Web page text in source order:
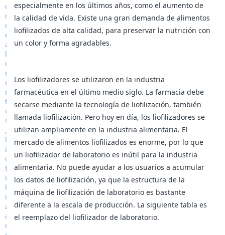
especialmente en los últimos años, como el aumento de
la calidad de vida. Existe una gran demanda de alimentos
liofilizados de alta calidad, para preservar la nutrición con
un color y forma agradables.
Los liofilizadores se utilizaron en la industria
farmacéutica en el último medio siglo. La farmacia debe
secarse mediante la tecnología de liofilización, también
llamada liofilización. Pero hoy en día, los liofilizadores se
utilizan ampliamente en la industria alimentaria. El
mercado de alimentos liofilizados es enorme, por lo que
un liofilizador de laboratorio es inútil para la industria
alimentaria. No puede ayudar a los usuarios a acumular
los datos de liofilización, ya que la estructura de la
máquina de liofilización de laboratorio es bastante
diferente a la escala de producción. La siguiente tabla es
el reemplazo del liofilizador de laboratorio.